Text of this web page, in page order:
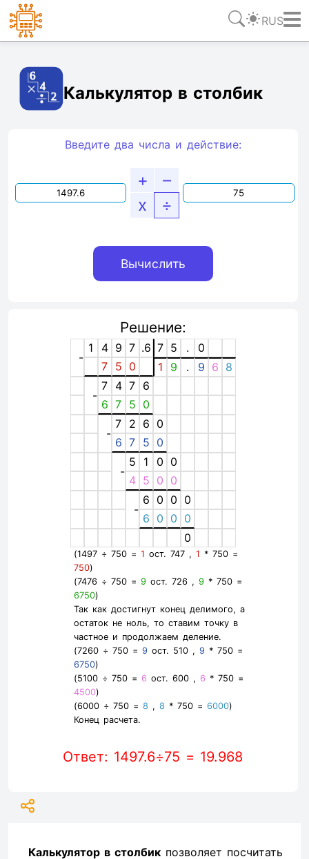
RUS
Калькулятор в столбик
Введите два числа и действие:
+
–
x
÷
Решение:
-
1 4 9 7 .6 7 5 .
0
7 5 0 1 9 . 9 6 8
-
7 4 7 6
6 7 5 0
-
7 2 6 0
6 7 5 0
-
5 1 0 0
4 5 0 0
-
6 0 0 0
6 0 0 0
0
(1497 ÷ 750 = 1 ост. 747 , 1 * 750 =
750)
(7476 ÷ 750 = 9ост. 726 , 9* 750 =
6750)
Так как достигнут конец делимого, а
остаток не ноль, то ставим точку в
частное и продолжаем деление.
(7260 ÷ 750 = 9 ост. 510 , 9 * 750 =
6750)
(5100 ÷ 750 = 6 ост. 600 , 6 * 750 =
4500)
(6000 ÷ 750 = 8 , 8 * 750 = 6000)
Конец расчета.
Ответ: 1497.6÷75 = 19.968
Калькулятор в столбик позволяет посчитать